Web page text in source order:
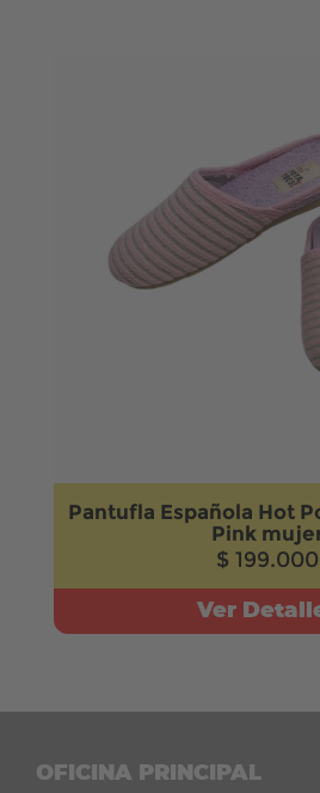
Pantufla Española Hot
Pink
$ 199.000
Ver
OFICINA PRINCIPAL